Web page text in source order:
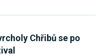
Chřibů se po